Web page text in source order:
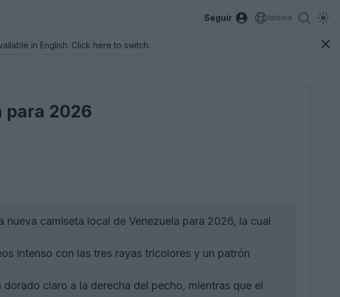
Seguir Idioma
in English. Click here to switch.
para 2026
nueva camiseta local de Venezuela para 2026, la cual
intenso con las tres rayas tricolores y un patrón
claro a la derecha del pecho, mientras que el